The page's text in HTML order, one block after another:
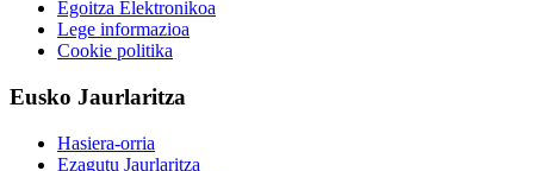
Egoitza Elektronikoa
Lege informazioa
Cookie politika
Eusko Jaurlaritza
Hasiera-orria
Ezagutu Jaurlaritza